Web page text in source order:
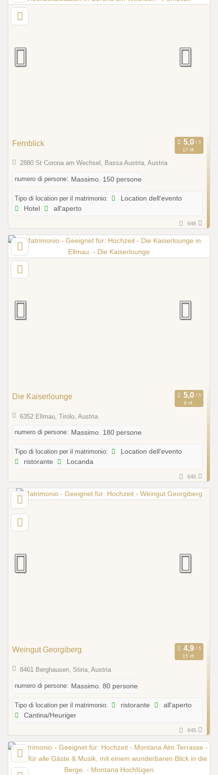
Fernblick
17 rif.
2880 St Corona am Wechsel, Bassa Austria, Austria
numero di persone: Massimo. 150 persone
Tipo di location per il matrimonio:
Location dell'evento
Hotel
all'aperto
646
Die Kaiserlounge
8 rif.
6352 Ellmau, Tirolo, Austria
numero di persone: Massimo. 180 persone
Tipo di location per il matrimonio:
Location dell'evento
ristorante
Locanda
645
Weingut Georgiberg
15 rif.
8461 Berghausen, Stiria, Austria
numero di persone: Massimo. 80 persone
Tipo di location per il matrimonio: ristorante
all'aperto
Cantina/Heuriger
645